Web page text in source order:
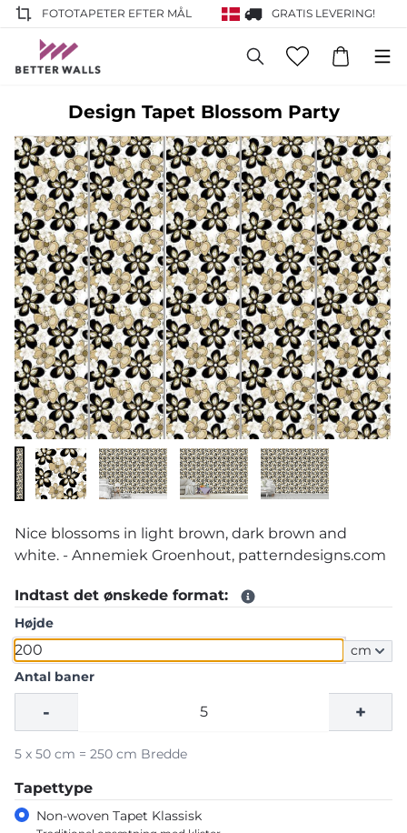
FOTOTAPETER EFTER MÅL GRATIS LEVERING!
Design Tapet Blossom Party
Nice blossoms in light brown, dark brown and
white. - Annemiek Groenhout, patterndesigns.com
Indtast det ønskede format:
Højde
cm
Antal baner
- +
5 x 50 cm = 250 cm Bredde
Tapettype
Non-woven Tapet Klassisk